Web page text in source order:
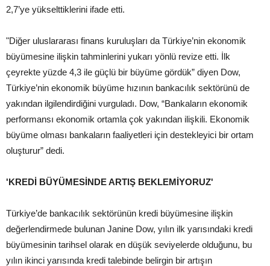
2,7’ye yükselttiklerini ifade etti.
"Diğer uluslararası finans kuruluşları da Türkiye’nin ekonomik
büyümesine ilişkin tahminlerini yukarı yönlü revize etti. İlk
çeyrekte yüzde 4,3 ile güçlü bir büyüme gördük” diyen Dow,
Türkiye’nin ekonomik büyüme hızının bankacılık sektörünü de
yakından ilgilendirdiğini vurguladı. Dow, “Bankaların ekonomik
performansı ekonomik ortamla çok yakından ilişkili. Ekonomik
büyüme olması bankaların faaliyetleri için destekleyici bir ortam
oluşturur” dedi.
'KREDİ BÜYÜMESİNDE ARTIŞ BEKLEMİYORUZ'
Türkiye’de bankacılık sektörünün kredi büyümesine ilişkin
değerlendirmede bulunan Janine Dow, yılın ilk yarısındaki kredi
büyümesinin tarihsel olarak en düşük seviyelerde olduğunu, bu
yılın ikinci yarısında kredi talebinde belirgin bir artışın